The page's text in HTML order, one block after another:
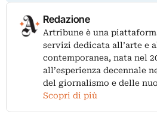
Redazione
Artribune è una
servizi dedicata all’arte e
contemporanea, nata nel
all’esperienza decennale
del giornalismo e delle
Scopri di più